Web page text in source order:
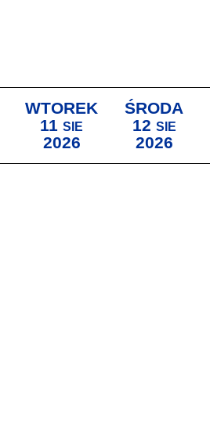
WTOREK
11 SIE
2026
ŚRODA
12 SIE
2026